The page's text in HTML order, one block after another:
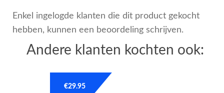
Enkel ingelogde klanten die dit product gekocht
hebben, kunnen een beoordeling schrijven.
Andere klanten kochten ook:
€29.95